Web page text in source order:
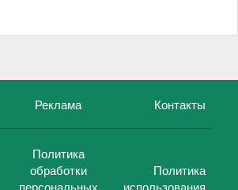
Реклама Контакты
Политика
обработки
персональных
Политика
использования